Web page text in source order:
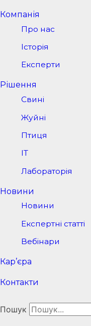
Компанія
Про нас
Історія
Експерти
Рішення
Свині
Жуйні
Птиця
IT
Лабораторія
Новини
Новини
Експертні статті
Вебінари
Кар’єра
Контакти
Пошук